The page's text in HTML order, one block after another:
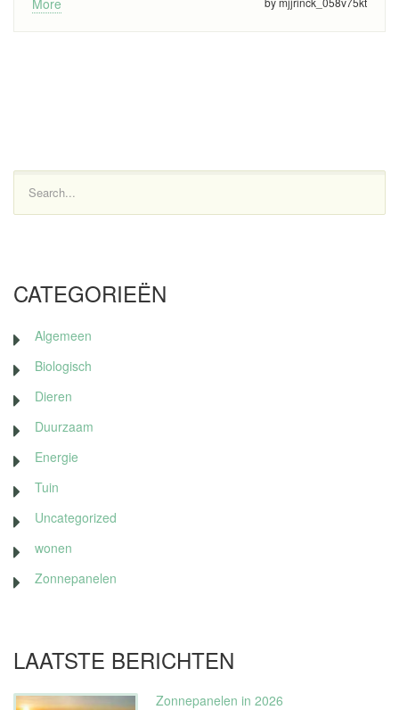
CATEGORIEËN
Algemeen
Biologisch
Dieren
Duurzaam
Energie
Tuin
Uncategorized
wonen
Zonnepanelen
LAATSTE BERICHTEN
Zonnepanelen in 2026